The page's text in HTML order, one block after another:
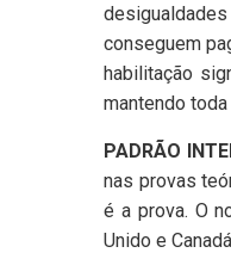
conseguem
habilitação
mantendo toda
PADRÃO
nas provas
é a prova. O
Unido e